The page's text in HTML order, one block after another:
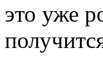
это уже